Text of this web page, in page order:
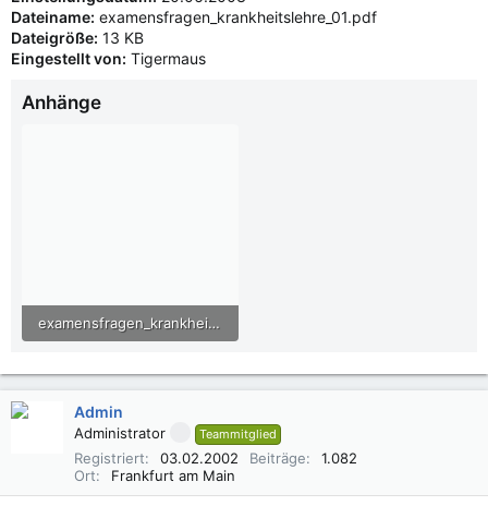
Dateiname: examensfragen_krankheitslehre_01.pdf
Dateigröße: 13 KB
Eingestellt von: Tigermaus
Anhänge
examensfragen_krankheitslehre_01.pdf
Admin
Administrator Teammitglied
Registriert 03.02.2002 Beiträge
1.082
Ort
Frankfurt am Main